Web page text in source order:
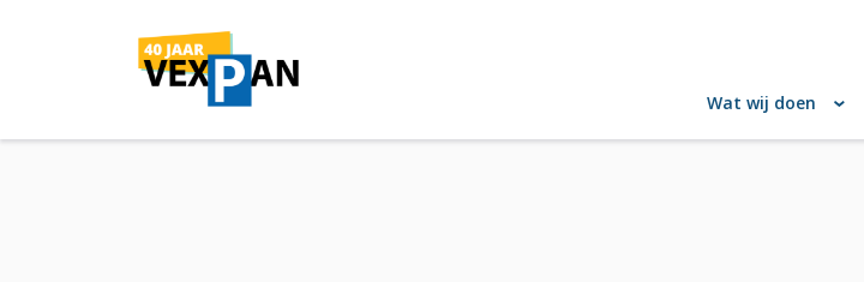
Wat wij doen